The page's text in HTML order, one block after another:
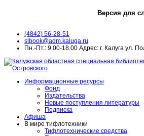
Версия для
(4842) 56-28-51
slbook@adm.kaluga.ru
Пн.-Пт.: 9.00-18.00 Адрес: г. Калуга ул.
Информационные ресурсы
Фонд
Издательства
Новые поступления литературы
Подписка
Афиша
В мире тифлотехники
Тифлотехнические средства